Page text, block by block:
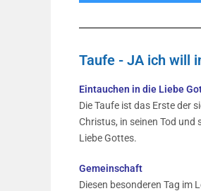
Taufe - JA ich will
Eintauchen in die Liebe
Die Taufe ist das Erste der
Christus, in seinen Tod
Liebe Gottes.
Gemeinschaft
Diesen besonderen Tag im